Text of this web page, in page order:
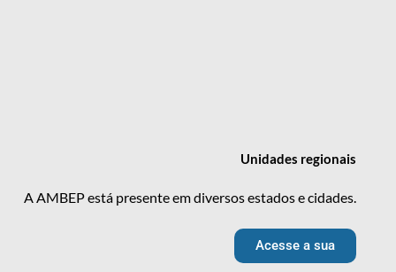
Unidades regionais
A AMBEP está presente em diversos estados e cidades.
Acesse a sua